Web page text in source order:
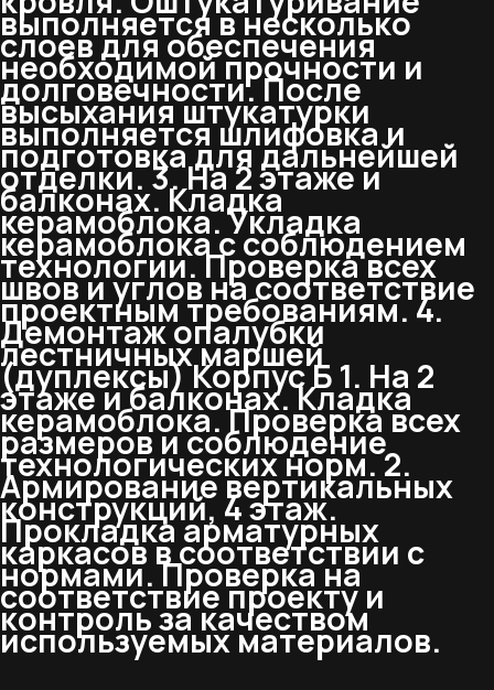
выполняется в несколько
слоев для обеспечения
необходимой прочности и
долговечности. После
высыхания штукатурки
выполняется шлифовка и
подготовка для дальнейшей
отделки. 3. На 2 этаже и
балконах. Кладка
керамоблока. Укладка
керамоблока с соблюдением
технологии. Проверка всех
швов и углов на соответствие
проектным требованиям. 4.
Демонтаж опалубки
лестничных маршей
(дуплексы) Корпус Б 1. На 2
этаже и балконах. Кладка
керамоблока. Проверка всех
размеров и соблюдение
технологических норм. 2.
Армирование вертикальных
конструкций, 4 этаж.
Прокладка арматурных
каркасов в соответствии с
нормами. Проверка на
соответствие проекту и
контроль за качеством
используемых материалов.